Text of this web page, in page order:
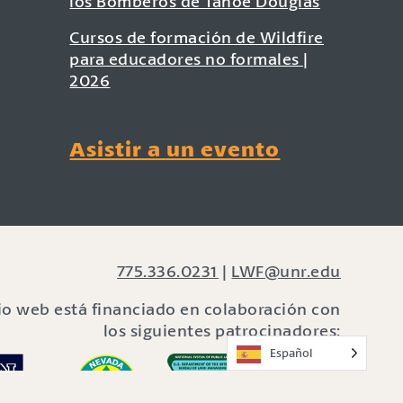
Cursos de formación de Wildfire
para educadores no formales |
2026
Asistir a un evento
775.336.0231 | LWF@unr.edu
web está financiado en colaboración con
los siguientes patrocinadores:
Español